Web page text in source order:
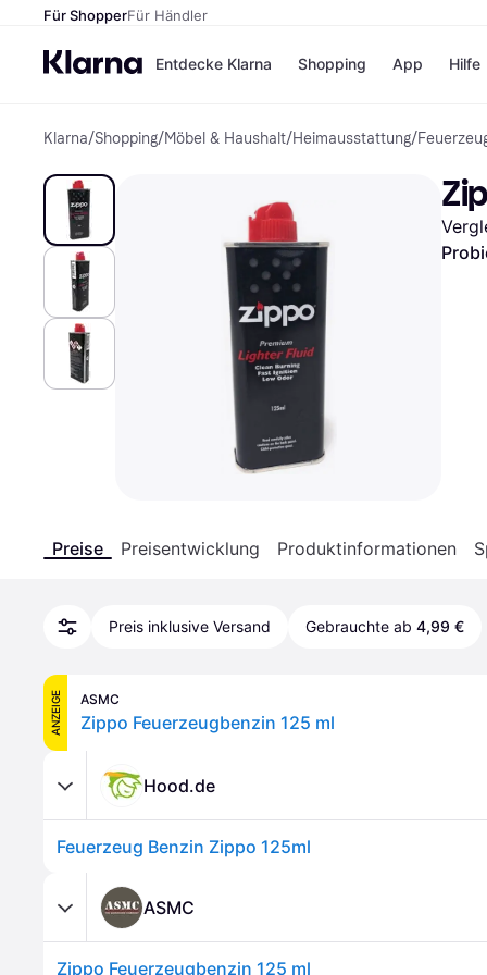
Für ShopperFür Händler
Entdecke Klarna
Zahlungsmethoden
Bezahle in bis zu 30
Ratenzahlung
Shopping
Shops
eBay
Temu
SHEIN
App Hilfe
Klarna/Shopping/Möbel & Haushalt/Heimausstattung/
Preise Preisentwicklung Produktinformationen
Preis inklusive Versand Gebrauchte ab 4,99 €
ANZEIGE ASMC
Zippo Feuerzeugbenzin 125 ml
Hood.de
Feuerzeug Benzin Zippo 125ml
ASMC
Zippo Feuerzeugbenzin 125 ml